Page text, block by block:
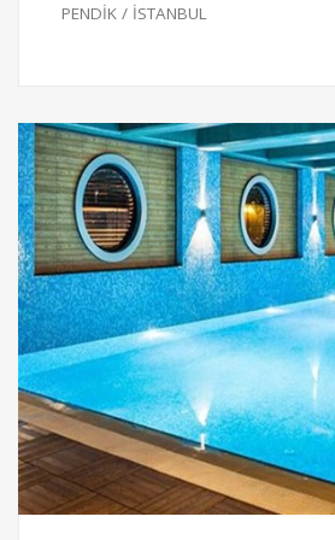
PENDİK / İSTANBUL
Proje Bilgileri
MERTER NEF12 - YÜZME HAVUZU